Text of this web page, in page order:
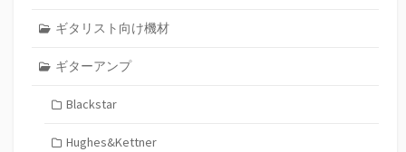
ギタリスト向け機材
ギターアンプ
Blackstar
Hughes&Kettner